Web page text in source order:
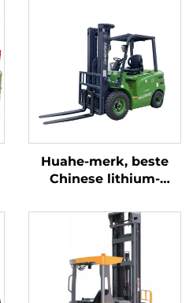
Huahe-merk, beste
Chinese lithium-
van 2,5 ton,
batterijheftruck te
koop